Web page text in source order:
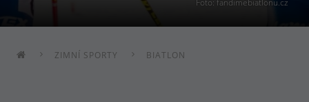
ZIMNÍ SPORTY BIATLON